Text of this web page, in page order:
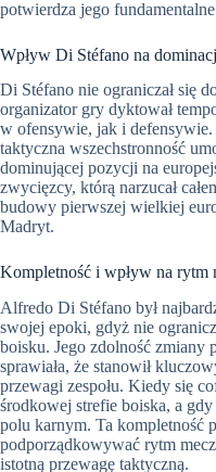
potwierdza jego
Wpływ Di Stéfano na
Di Stéfano nie ograniczał się
organizator gry dyktował
w ofensywie, jak i defensywie.
taktyczna wszechstronność
dominującej pozycji na
zwycięzcy, którą narzucał
budowy pierwszej wielkiej
Madryt.
Kompletność i wpływ na rytm
Alfredo Di Stéfano był
swojej epoki, gdyż nie
boisku. Jego zdolność zmiany
sprawiała, że stanowił
przewagi zespołu. Kiedy się
środkowej strefie boiska, a gdy
polu karnym. Ta kompletność
podporządkowywać rytm
istotną przewagę taktyczną.